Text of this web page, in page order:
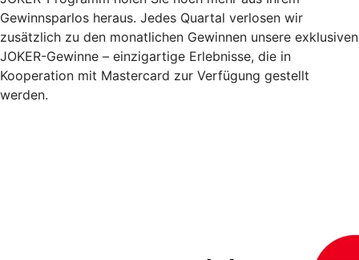
Gewinnsparlos heraus. Jedes Quartal verlosen wir
zusätzlich zu den monatlichen Gewinnen unsere exklusiven
JOKER-Gewinne – einzigartige Erlebnisse, die in
Kooperation mit Mastercard zur Verfügung gestellt
werden.